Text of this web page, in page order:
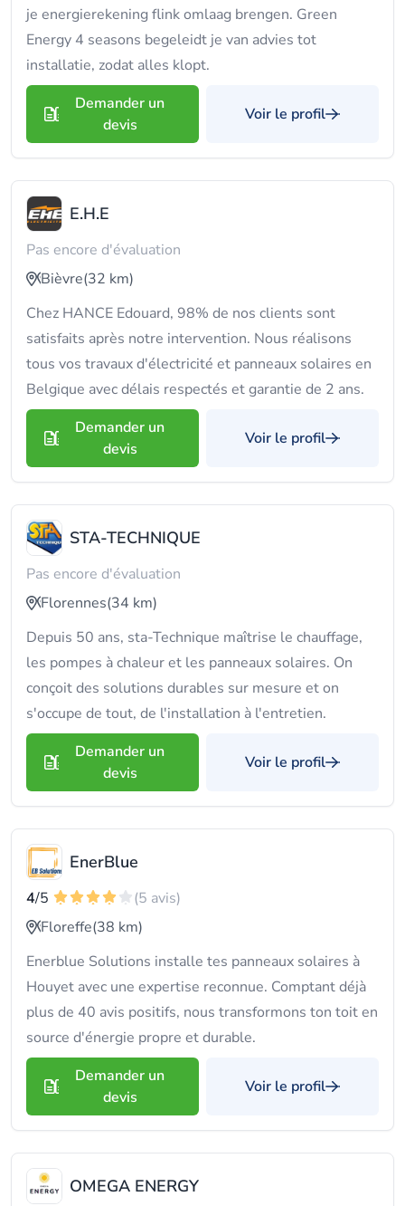
je energierekening flink omlaag brengen. Green
Energy 4 seasons begeleidt je van advies tot
installatie, zodat alles klopt.
Demander un
devis
Voir le profil
E.H.E
Pas encore d'évaluation
Bièvre(32 km)
Chez HANCE Edouard, 98% de nos clients sont
satisfaits après notre intervention. Nous réalisons
tous vos travaux d'électricité et panneaux solaires en
Belgique avec délais respectés et garantie de 2 ans.
Demander un
devis
Voir le profil
STA-TECHNIQUE
Pas encore d'évaluation
Florennes(34 km)
Depuis 50 ans, sta-Technique maîtrise le chauffage,
les pompes à chaleur et les panneaux solaires. On
conçoit des solutions durables sur mesure et on
s'occupe de tout, de l'installation à l'entretien.
Demander un
devis
Voir le profil
EnerBlue
4/5
(5 avis)
Floreffe(38 km)
Enerblue Solutions installe tes panneaux solaires à
Houyet avec une expertise reconnue. Comptant déjà
plus de 40 avis positifs, nous transformons ton toit en
source d'énergie propre et durable.
Demander un
devis
Voir le profil
OMEGA ENERGY